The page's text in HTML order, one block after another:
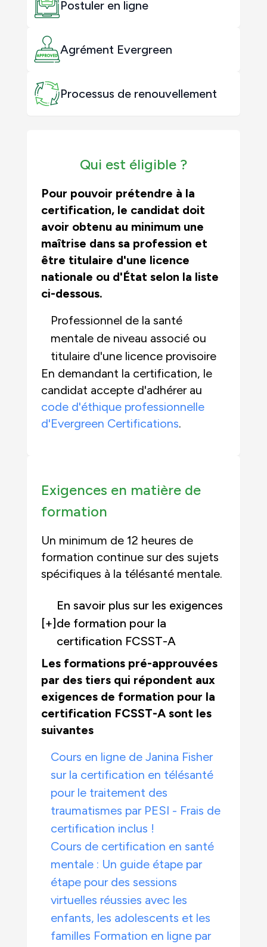
Postuler en ligne
Agrément Evergreen
Processus de renouvellement
Qui est éligible ?
Pour pouvoir prétendre à la
certification, le candidat doit
avoir obtenu au minimum une
maîtrise dans sa profession et
être titulaire d'une licence
nationale ou d'État selon la liste
ci-dessous.
Professionnel de la santé
mentale de niveau associé ou
titulaire d'une licence provisoire
En demandant la certification, le
candidat accepte d'adhérer au
code d'éthique professionnelle
d'Evergreen Certifications.
Exigences en matière de
formation
Un minimum de 12 heures de
formation continue sur des sujets
spécifiques à la télésanté mentale.
[+]
En savoir plus sur les exigences
de formation pour la
certification FCSST-A
Les formations pré-approuvées
par des tiers qui répondent aux
exigences de formation pour la
certification FCSST-A sont les
suivantes
Cours en ligne de Janina Fisher
sur la certification en télésanté
pour le traitement des
traumatismes par PESI - Frais de
certification inclus !
Cours de certification en santé
mentale : Un guide étape par
étape pour des sessions
virtuelles réussies avec les
enfants, les adolescents et les
familles Formation en ligne par